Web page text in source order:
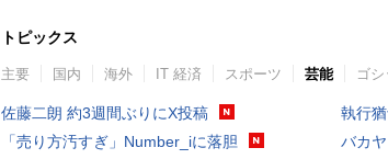
トピックス
主要 国内 海外 IT 経済 スポーツ 芸能 ゴ
佐藤二朗 約3週間ぶりにX投稿
「売り方汚すぎ」Number_iに落胆
執行
バカ